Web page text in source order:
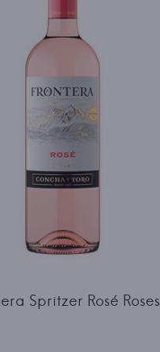
Spritzer Rosé Roses